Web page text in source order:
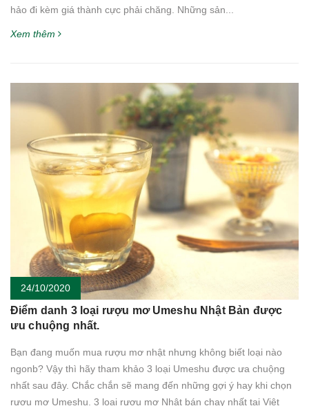
hảo đi kèm giá thành cực phải chăng. Những sản...
Xem thêm
24/10/2020
Điểm danh 3 loại rượu mơ Umeshu Nhật Bản được
ưu chuộng nhất.
Bạn đang muốn mua rượu mơ nhật nhưng không biết loại nào
ngonb? Vậy thì hãy tham khảo 3 loại Umeshu được ưa chuộng
nhất sau đây. Chắc chắn sẽ mang đến những gợi ý hay khi chọn
rượu mơ Umeshu. 3 loại rượu mơ Nhật bán chạy nhất tại Việt